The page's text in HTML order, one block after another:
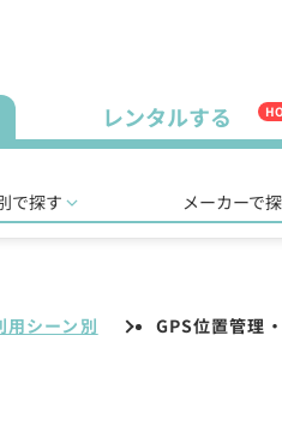
レンタルする
で探す メーカーで
用シーン別 GPS位置管理